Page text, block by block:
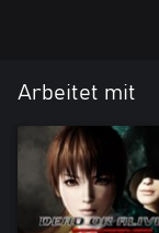
Arbeitet mit